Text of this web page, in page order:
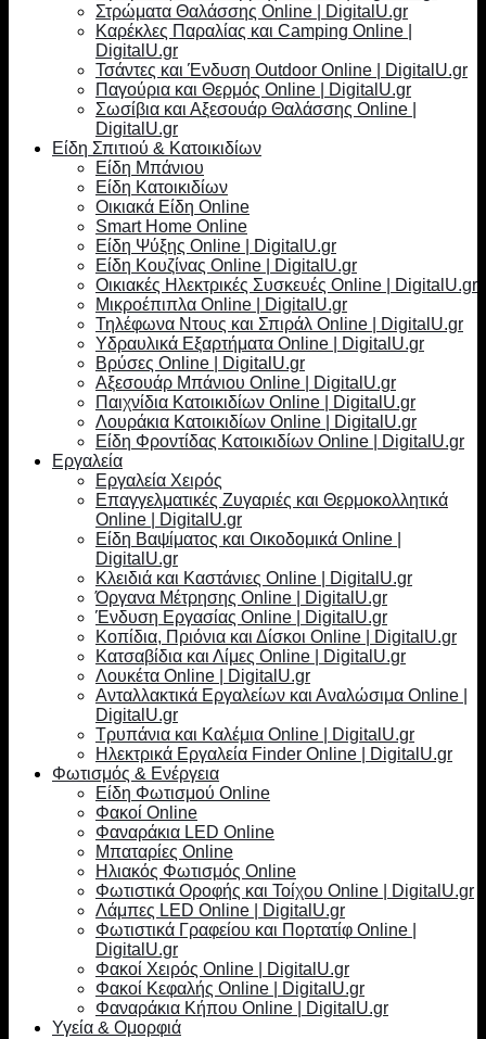
Στρώματα Θαλάσσης Online | DigitalU.gr
Καρέκλες Παραλίας και Camping Online |
DigitalU.gr
Τσάντες και Ένδυση Outdoor Online | DigitalU.gr
Παγούρια και Θερμός Online | DigitalU.gr
Σωσίβια και Αξεσουάρ Θαλάσσης Online |
DigitalU.gr
Είδη Σπιτιού & Κατοικιδίων
Είδη Μπάνιου
Είδη Κατοικιδίων
Οικιακά Είδη Online
Smart Home Online
Είδη Ψύξης Online | DigitalU.gr
Είδη Κουζίνας Online | DigitalU.gr
Οικιακές Ηλεκτρικές Συσκευές Online | DigitalU.gr
Μικροέπιπλα Online | DigitalU.gr
Τηλέφωνα Ντους και Σπιράλ Online | DigitalU.gr
Υδραυλικά Εξαρτήματα Online | DigitalU.gr
Βρύσες Online | DigitalU.gr
Αξεσουάρ Μπάνιου Online | DigitalU.gr
Παιχνίδια Κατοικιδίων Online | DigitalU.gr
Λουράκια Κατοικιδίων Online | DigitalU.gr
Είδη Φροντίδας Κατοικιδίων Online | DigitalU.gr
Εργαλεία
Εργαλεία Χειρός
Επαγγελματικές Ζυγαριές και Θερμοκολλητικά
Online | DigitalU.gr
Είδη Βαψίματος και Οικοδομικά Online |
DigitalU.gr
Κλειδιά και Καστάνιες Online | DigitalU.gr
Όργανα Μέτρησης Online | DigitalU.gr
Ένδυση Εργασίας Online | DigitalU.gr
Κοπίδια, Πριόνια και Δίσκοι Online | DigitalU.gr
Κατσαβίδια και Λίμες Online | DigitalU.gr
Λουκέτα Online | DigitalU.gr
Ανταλλακτικά Εργαλείων και Αναλώσιμα Online |
DigitalU.gr
Τρυπάνια και Καλέμια Online | DigitalU.gr
Ηλεκτρικά Εργαλεία Finder Online | DigitalU.gr
Φωτισμός & Ενέργεια
Είδη Φωτισμού Online
Φακοί Online
Φαναράκια LED Online
Μπαταρίες Online
Ηλιακός Φωτισμός Online
Φωτιστικά Οροφής και Τοίχου Online | DigitalU.gr
Λάμπες LED Online | DigitalU.gr
Φωτιστικά Γραφείου και Πορτατίφ Online |
DigitalU.gr
Φακοί Χειρός Online | DigitalU.gr
Φακοί Κεφαλής Online | DigitalU.gr
Φαναράκια Κήπου Online | DigitalU.gr
Υγεία & Ομορφιά